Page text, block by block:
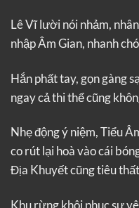
Lê Vĩ lười nói nhảm,
nhập Âm Gian, nhanh
Hắn phất tay, gọn gàng
ngay cả thi thể cũng
Nhẹ động ý niệm, Tiểu
co rút lại hoà vào cái
Địa Khuyết cũng tiêu
Khu rừng khôi phục sự